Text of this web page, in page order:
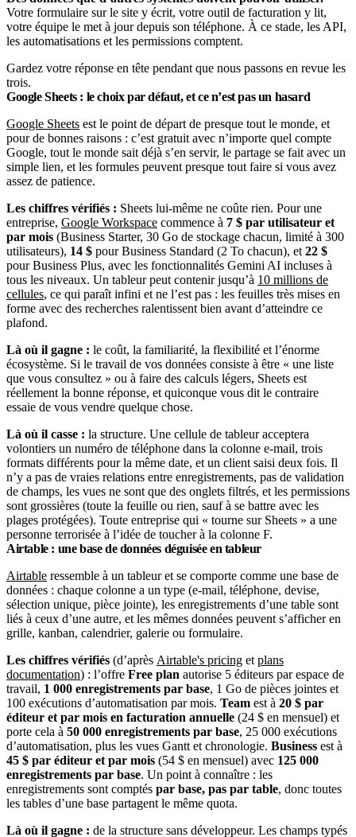
Votre formulaire sur le site y écrit, votre outil de facturation y lit,
votre équipe le met à jour depuis son téléphone. À ce stade, les API,
les automatisations et les permissions comptent.
Gardez votre réponse en tête pendant que nous passons en revue les
trois.
Google Sheets : le choix par défaut, et ce n’est pas un hasard
Google Sheets est le point de départ de presque tout le monde, et
pour de bonnes raisons : c’est gratuit avec n’importe quel compte
Google, tout le monde sait déjà s’en servir, le partage se fait avec un
simple lien, et les formules peuvent presque tout faire si vous avez
assez de patience.
Les chiffres vérifiés : Sheets lui-même ne coûte rien. Pour une
entreprise, Google Workspace commence à 7 $ par utilisateur et
par mois (Business Starter, 30 Go de stockage chacun, limité à 300
utilisateurs), 14 $ pour Business Standard (2 To chacun), et 22 $
pour Business Plus, avec les fonctionnalités Gemini AI incluses à
tous les niveaux. Un tableur peut contenir jusqu’à 10 millions de
cellules, ce qui paraît infini et ne l’est pas : les feuilles très mises en
forme avec des recherches ralentissent bien avant d’atteindre ce
plafond.
Là où il gagne : le coût, la familiarité, la flexibilité et l’énorme
écosystème. Si le travail de vos données consiste à être « une liste
que vous consultez » ou à faire des calculs légers, Sheets est
réellement la bonne réponse, et quiconque vous dit le contraire
essaie de vous vendre quelque chose.
Là où il casse : la structure. Une cellule de tableur acceptera
volontiers un numéro de téléphone dans la colonne e-mail, trois
formats différents pour la même date, et un client saisi deux fois. Il
n’y a pas de vraies relations entre enregistrements, pas de validation
de champs, les vues ne sont que des onglets filtrés, et les permissions
sont grossières (toute la feuille ou rien, sauf à se battre avec les
plages protégées). Toute entreprise qui « tourne sur Sheets » a une
personne terrorisée à l’idée de toucher à la colonne F.
Airtable : une base de données déguisée en tableur
Airtable ressemble à un tableur et se comporte comme une base de
données : chaque colonne a un type (e-mail, téléphone, devise,
sélection unique, pièce jointe), les enregistrements d’une table sont
liés à ceux d’une autre, et les mêmes données peuvent s’afficher en
grille, kanban, calendrier, galerie ou formulaire.
Les chiffres vérifiés (d’après Airtable's pricing et plans
documentation) : l’offre Free plan autorise 5 éditeurs par espace de
travail, 1 000 enregistrements par base, 1 Go de pièces jointes et
100 exécutions d’automatisation par mois. Team est à 20 $ par
éditeur et par mois en facturation annuelle (24 $ en mensuel) et
porte cela à 50 000 enregistrements par base, 25 000 exécutions
d’automatisation, plus les vues Gantt et chronologie. Business est à
45 $ par éditeur et par mois (54 $ en mensuel) avec 125 000
enregistrements par base. Un point à connaître : les
enregistrements sont comptés par base, pas par table, donc toutes
les tables d’une base partagent le même quota.
Là où il gagne : de la structure sans développeur. Les champs typés